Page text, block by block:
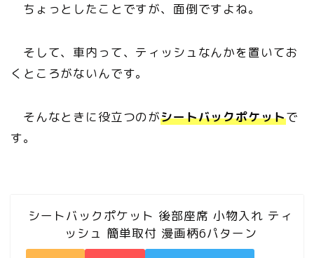
ちょっとしたことですが、面倒ですよね。
そして、車内って、ティッシュなんかを置いてお
くところがないんです。
そんなときに役立つのがシートバックポケットで
す。
シートバックポケット 後部座席 小物入れ ティ
ッシュ 簡単取付 漫画柄6パターン